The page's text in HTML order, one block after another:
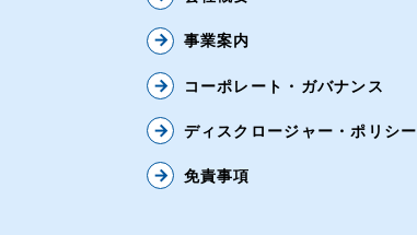
株主・株式関連
IRカレンダー
arrow_forward 事業案内
arrow_forward コーポレート・ガバナンス
arrow_forward ディスクロージャー・ポリシー
arrow_forward 免責事項